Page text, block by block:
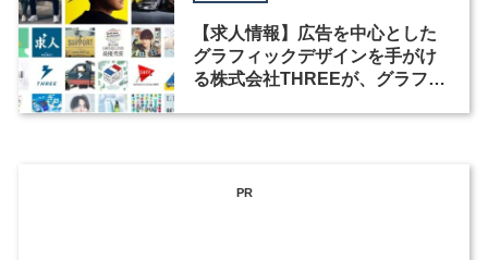
【求人情報】広告を中心とした
グラフィックデザインを手がけ
る株式会社THREEが、グラフィ
PR